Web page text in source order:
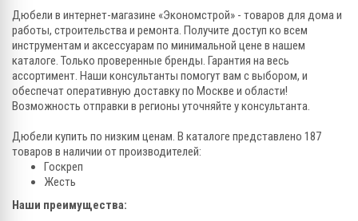
Дюбели в интернет-магазине «Экономстрой» - товаров для дома и
работы, строительства и ремонта. Получите доступ ко всем
инструментам и аксессуарам по минимальной цене в нашем
каталоге. Только проверенные бренды. Гарантия на весь
ассортимент. Наши консультанты помогут вам с выбором, и
обеспечат оперативную доставку по Москве и области!
Возможность отправки в регионы уточняйте у консультанта.
Дюбели купить по низким ценам. В каталоге представлено 187
товаров в наличии от производителей:
Госкреп
Жесть
Наши преимущества: